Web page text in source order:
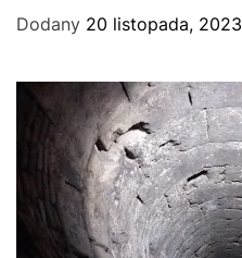
Dodany 20 listopada, 2023